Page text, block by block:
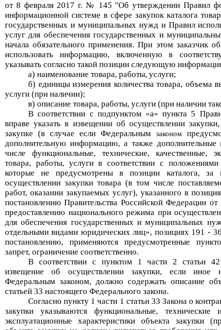
от 8 февраля 2017 г.№ 145 "Об утверждении Правил
информационной системе в сфере закупок каталога
государственных и муниципальных нужд и Правил
услуг для обеспечения государственных и
начала обязательного применения. При этом заказчик
использовать информацию, включенную в
указывать согласно такой позиции следующую
а) наименование товара, работы, услуги;
б) единицы измерения количества товара, объема
услуги (при наличии);
в) описание товара, работы, услуги (при наличии
В соответствии с подпунктом «а»пункта 5
вправе указать в извещении об осуществлении
закупке (в случае если Федеральнымзаконом
дополнительную информацию, а также дополнительные
числе функциональные, технические, качественные,
товара, работы, услуги в соответствии с
которые не предусмотрены в позиции каталога, за
осуществлении закупки товара (в том числе
работ, оказании закупаемых услуг), указанного в
постановлению Правительства Российской Федерации от
предоставлению национального режима при
для обеспечения государственных и муниципальных
отдельными видами юридических лиц», позициях 191 -
постановлению, применяются предусмотренные
запрет, ограничение соответственно.
В соответствии с пунктом 1 части 2 статьи 42
извещение об осуществлении закупки, если иное
Федеральным законом, должно содержать описание
статьей 33 настоящего Федерального закона.
Согласно пункту 1 части 1 статьи 33 Закона о
закупки указываются функциональные, технические
эксплуатационные характеристики объекта закупки